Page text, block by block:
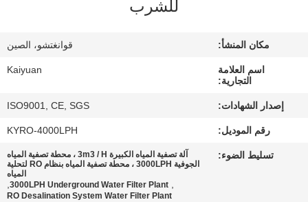
الجودة
اطلب
للشرب
مكان المنشأ: قوانغتشو، الصين
اسم العلامة
التجارية:
Kaiyuan
إصدار الشهادات: ISO9001, CE, SGS
رقم الموديل: KYRO-4000LPH
تسليط الضوء:
آلة تصفية المياه الكبيرة 3m3 / H ، محطة تصفية المياه
الجوفية 3000LPH ، محطة تصفية المياه بنظام RO لتحلية
المياه
,
3000LPH Underground Water Filter Plant
,
RO Desalination System Water Filter Plant